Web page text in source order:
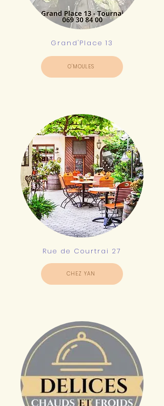
Grand'Place 13
O'MOULES
Rue de Courtrai 27
CHEZ YAN